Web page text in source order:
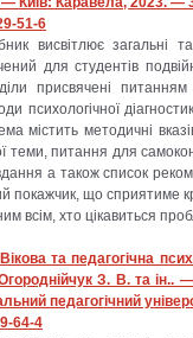
51-6
висвітлює загальні
для студентів
присвячені питанням
психологічної
містить методичні
теми, питання для
а також список
покажчик, що сприятиме
всім, хто цікавиться
та педагогічна
З. В. та
педагогічний
64-4